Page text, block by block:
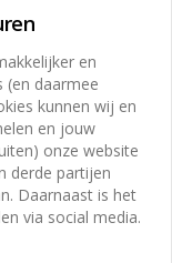
die voor je
verlenen
en
daarmee
kunnen wij en
en jouw
onze website
derde partijen
Daarnaast is het
via social media.